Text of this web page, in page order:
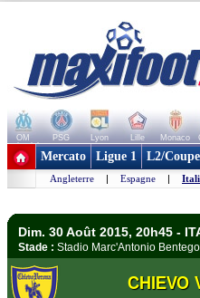
OM PSG Lyon Lille Monaco
+ de clubs
Mercato Ligue 1 L2/
Angleterre | Espagne |
Dim. 30 Août 2015, 20h45 -
Stade : Stadio Marc'Antonio
CHIEVO